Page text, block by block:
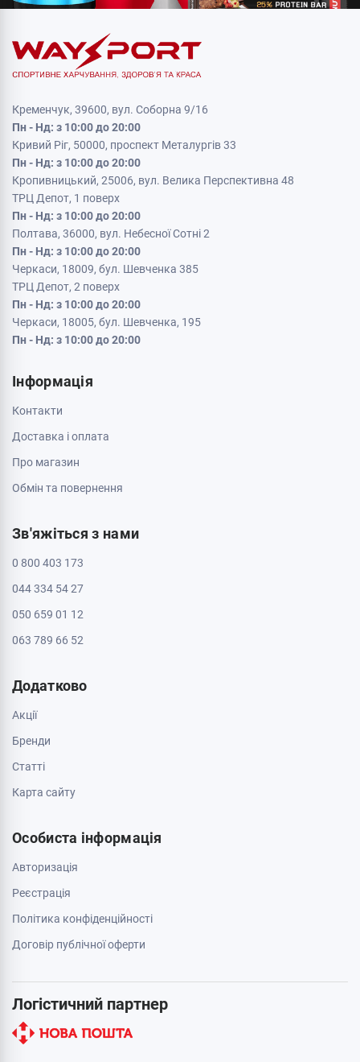
Кременчук, 39600, вул. Соборна 9/16
Пн - Нд: з 10:00 до 20:00
Кривий Ріг, 50000, проспект Металургів 33
Пн - Нд: з 10:00 до 20:00
Кропивницький, 25006, вул. Велика Перспективна 48
ТРЦ Депот, 1 поверх
Пн - Нд: з 10:00 до 20:00
Полтава, 36000, вул. Небесної Сотні 2
Пн - Нд: з 10:00 до 20:00
Черкаси, 18009, бул. Шевченка 385
ТРЦ Депот, 2 поверх
Пн - Нд: з 10:00 до 20:00
Черкаси, 18005, бул. Шевченка, 195
Пн - Нд: з 10:00 до 20:00
Інформація
Контакти
Доставка і оплата
Про магазин
Обмін та повернення
Зв'яжіться з нами
0 800 403 173
044 334 54 27
050 659 01 12
063 789 66 52
Додатково
Акції
Бренди
Cтатті
Карта сайту
Особиста інформація
Авторизація
Реєстрація
Політика конфіденційності
Договір публічної оферти
Логістичний партнер